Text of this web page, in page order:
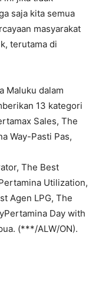
saja kita semua
masyarakat
terutama di
Maluku dalam
13 kategori
Sales, The
Way-Pasti Pas,
The Best
Utilization,
Agen LPG, The
Day with
(***/ALW/ON).